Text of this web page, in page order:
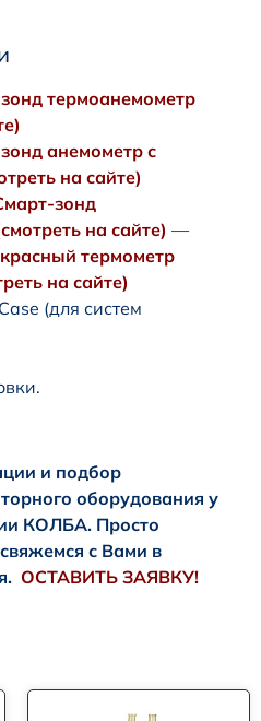
термоанемометр
анемометр с
на сайте)
зонд
на сайте) —
термометр
на сайте)
(для систем
и подбор
оборудования у
КОЛБА. Просто
с Вами в
ОСТАВИТЬ ЗАЯВКУ!